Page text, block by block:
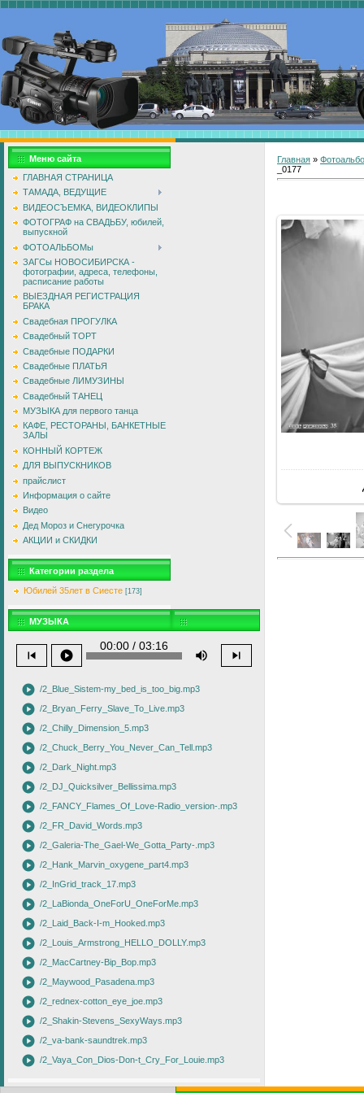
Меню сайта
ГЛАВНАЯ СТРАНИЦА
ТАМАДА, ВЕДУЩИЕ
ВИДЕОСЪЕМКА, ВИДЕОКЛИПЫ
ФОТОГРАФ на СВАДЬБУ, юбилей,
выпускной
ФОТОАЛЬБОМы
ЗАГСы НОВОСИБИРСКА -
фотографии, адреса, телефоны,
расписание работы
ВЫЕЗДНАЯ РЕГИСТРАЦИЯ
БРАКА
Свадебная ПРОГУЛКА
Свадебный ТОРТ
Свадебные ПОДАРКИ
Свадебные ПЛАТЬЯ
Свадебные ЛИМУЗИНЫ
Свадебный ТАНЕЦ
МУЗЫКА для первого танца
КАФЕ, РЕСТОРАНЫ, БАНКЕТНЫЕ
ЗАЛЫ
КОННЫЙ КОРТЕЖ
ДЛЯ ВЫПУСКНИКОВ
прайслист
Информация о сайте
Видео
Дед Мороз и Снегурочка
АКЦИИ и СКИДКИ
Категории раздела
Юбилей 35лет в Сиесте [173]
МУЗЫКА
skip_previous play_circle
00:00 / 03:16
volume_up skip_next
play_circle /2_Blue_Sistem-my_bed_is_too_big.mp3
play_circle /2_Bryan_Ferry_Slave_To_Live.mp3
play_circle /2_Chilly_Dimension_5.mp3
play_circle /2_Chuck_Berry_You_Never_Can_Tell.mp3
play_circle /2_Dark_Night.mp3
play_circle /2_DJ_Quicksilver_Bellissima.mp3
play_circle /2_FANCY_Flames_Of_Love-Radio_version-.mp3
play_circle /2_FR_David_Words.mp3
play_circle /2_Galeria-The_Gael-We_Gotta_Party-.mp3
play_circle /2_Hank_Marvin_oxygene_part4.mp3
play_circle /2_InGrid_track_17.mp3
play_circle /2_LaBionda_OneForU_OneForMe.mp3
play_circle /2_Laid_Back-I-m_Hooked.mp3
play_circle /2_Louis_Armstrong_HELLO_DOLLY.mp3
play_circle /2_MacCartney-Bip_Bop.mp3
play_circle /2_Maywood_Pasadena.mp3
play_circle /2_rednex-cotton_eye_joe.mp3
play_circle /2_Shakin-Stevens_SexyWays.mp3
play_circle /2_va-bank-saundtrek.mp3
play_circle /2_Vaya_Con_Dios-Don-t_Cry_For_Louie.mp3
Главная »
_0177